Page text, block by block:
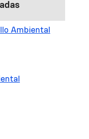
Ambiental